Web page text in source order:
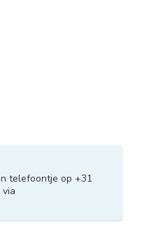
telefoontje op +31